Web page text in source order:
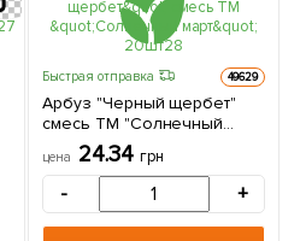
Быстрая отправка 49629
Арбуз "Черный щербет"
смесь ТМ "Солнечный
март" 20шт
цена 24.34 грн
- +